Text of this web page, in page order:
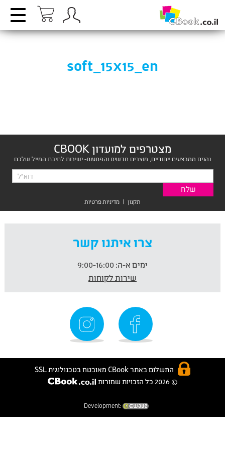
soft_15x15_en
מצטרפים למועדון CBOOK
נהנים ממבצעים ייחודיים, מוצרים חדשים והפתעות- ישירות לתיבת המייל שלכם
תקנון | מדיניות פרטיות
צרו איתנו קשר
ימים א-ה:
שירות לקוחות
התשלום באתר CBook מאובטח בטכנולוגית SSL
© 2026 כל הזכויות שמורות
Development: